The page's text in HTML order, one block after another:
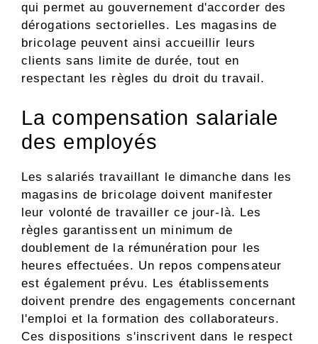
qui permet au gouvernement d'accorder des
dérogations sectorielles. Les magasins de
bricolage peuvent ainsi accueillir leurs
clients sans limite de durée, tout en
respectant les règles du droit du travail.
La compensation salariale
des employés
Les salariés travaillant le dimanche dans les
magasins de bricolage doivent manifester
leur volonté de travailler ce jour-là. Les
règles garantissent un minimum de
doublement de la rémunération pour les
heures effectuées. Un repos compensateur
est également prévu. Les établissements
doivent prendre des engagements concernant
l'emploi et la formation des collaborateurs.
Ces dispositions s'inscrivent dans le respect